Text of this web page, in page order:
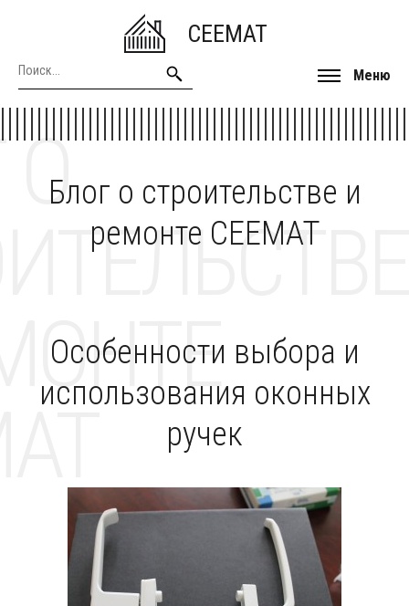
CEEMAT
Меню
Блог о строительстве и
ремонте CEEMAT
О
Особенности выбора и
использования оконных
ручек